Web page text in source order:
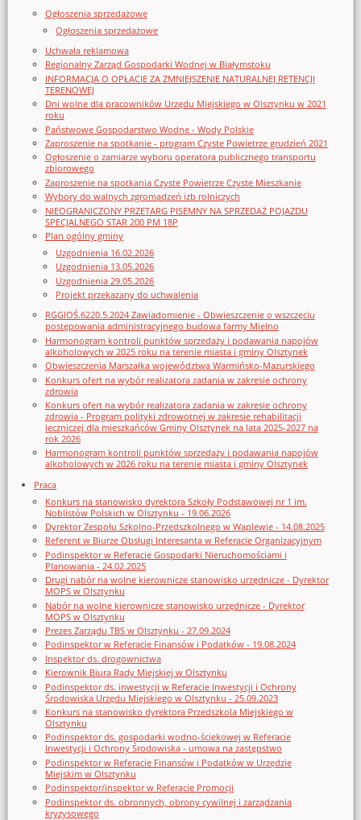
Ogłoszenia sprzedażowe
Ogłoszenia sprzedażowe
Uchwała reklamowa
Regionalny Zarząd Gospodarki Wodnej w Białymstoku
INFORMACJA O OPŁACIE ZA ZMNIEJSZENIE NATURALNEJ RETENCJI
TERENOWEJ
Dni wolne dla pracowników Urzędu Miejskiego w Olsztynku w 2021
roku
Państwowe Gospodarstwo Wodne - Wody Polskie
Zaproszenie na spotkanie - program Czyste Powietrze grudzień 2021
Ogłoszenie o zamiarze wyboru operatora publicznego transportu
zbiorowego
Zaproszenie na spotkania Czyste Powietrze Czyste Mieszkanie
Wybory do walnych zgromadzeń izb rolniczych
NIEOGRANICZONY PRZETARG PISEMNY NA SPRZEDAŻ POJAZDU
SPECJALNEGO STAR 200 PM 18P
Plan ogólny gminy
Uzgodnienia 16.02.2026
Uzgodnienia 13.05.2026
Uzgodnienia 29.05.2026
Projekt przekazany do uchwalenia
RGGIOŚ.6220.5.2024 Zawiadomienie - Obwieszczenie o wszczęciu
postępowania administracyjnego budowa farmy Mielno
Harmonogram kontroli punktów sprzedaży i podawania napojów
alkoholowych w 2025 roku na terenie miasta i gminy Olsztynek
Obwieszczenia Marszałka województwa Warmińsko-Mazurskiego
Konkurs ofert na wybór realizatora zadania w zakresie ochrony
zdrowia
Konkurs ofert na wybór realizatora zadania w zakresie ochrony
zdrowia - Program polityki zdrowotnej w zakresie rehabilitacji
leczniczej dla mieszkańców Gminy Olsztynek na lata 2025-2027 na
rok 2026
Harmonogram kontroli punktów sprzedaży i podawania napojów
alkoholowych w 2026 roku na terenie miasta i gminy Olsztynek
Praca
Konkurs na stanowisko dyrektora Szkoły Podstawowej nr 1 im.
Noblistów Polskich w Olsztynku - 19.06.2026
Dyrektor Zespołu Szkolno-Przedszkolnego w Waplewie - 14.08.2025
Referent w Biurze Obsługi Interesanta w Referacie Organizacyjnym
Podinspektor w Referacie Gospodarki Nieruchomościami i
Planowania - 24.02.2025
Drugi nabór na wolne kierownicze stanowisko urzędnicze - Dyrektor
MOPS w Olsztynku
Nabór na wolne kierownicze stanowisko urzędnicze - Dyrektor
MOPS w Olsztynku
Prezes Zarządu TBS w Olsztynku - 27.09.2024
Podinspektor w Referacie Finansów i Podatków - 19.08.2024
Inspektor ds. drogownictwa
Kierownik Biura Rady Miejskiej w Olsztynku
Podinspektor ds. inwestycji w Referacie Inwestycji i Ochrony
Środowiska Urzędu Miejskiego w Olsztynku - 25.09.2023
Konkurs na stanowisko dyrektora Przedszkola Miejskiego w
Olsztynku
Podinspektor ds. gospodarki wodno-ściekowej w Referacie
Inwestycji i Ochrony Środowiska - umowa na zastępstwo
Podinspektor w Referacie Finansów i Podatków w Urzędzie
Miejskim w Olsztynku
Podinspektor/inspektor w Referacie Promocji
Podinspektor ds. obronnych, obrony cywilnej i zarządzania
kryzysowego